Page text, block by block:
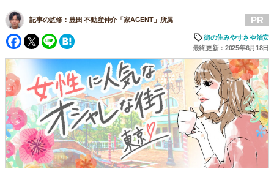
記事の監修： 豊田 不動産仲介「家AGENT」所属
Facebook
Twitter
Line
PR
街の住みやすさや治安
最終更新：2025年6月18日